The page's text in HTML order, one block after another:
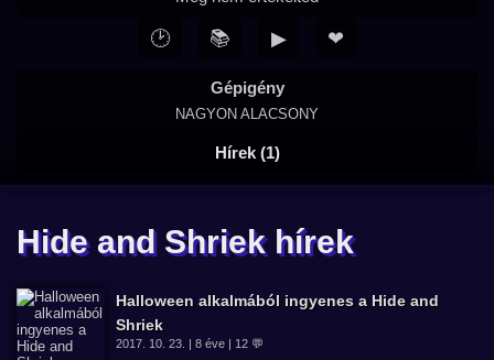
Gépigény
NAGYON ALACSONY
Hírek (1)
🕑 📚 ▶ ❤
Hide and Shriek hírek
Halloween alkalmából ingyenes a Hide and
Shriek
2017. 10. 23. | 8 éve | 12 💬